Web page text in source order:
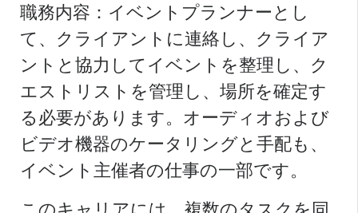
職務内容：イベントプランナーとし
て、クライアントに連絡し、クライア
ントと協力してイベントを整理し、ク
エストリストを管理し、場所を確定す
る必要があります。オーディオおよび
ビデオ機器のケータリングと手配も、
イベント主催者の仕事の一部です。
このキャリアには、複数のタスクを同